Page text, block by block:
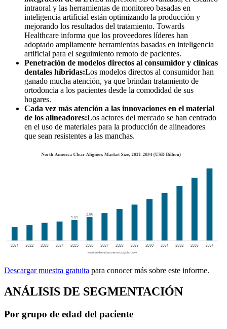
intraoral y las herramientas de monitoreo basadas en
inteligencia artificial están optimizando la producción y
mejorando los resultados del tratamiento. Towards
Healthcare informa que los proveedores líderes han
adoptado ampliamente herramientas basadas en inteligencia
artificial para el seguimiento remoto de pacientes.
Penetración de modelos directos al consumidor y clínicas
dentales híbridas:Los modelos directos al consumidor han
ganado mucha atención, ya que brindan tratamiento de
ortodoncia a los pacientes desde la comodidad de sus
hogares.
Cada vez más atención a las innovaciones en el material
de los alineadores:Los actores del mercado se han centrado
en el uso de materiales para la producción de alineadores
que sean resistentes a las manchas.
Descargar muestra gratuita para conocer más sobre este informe.
ANÁLISIS DE SEGMENTACIÓN
Por grupo de edad del paciente